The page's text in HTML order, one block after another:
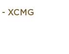
- XCMG